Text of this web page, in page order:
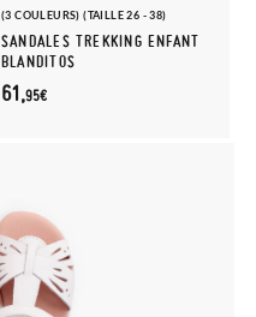
(3 COULEURS) (TAILLE 26 - 38)
SANDALES TREKKING ENFANT
BLANDITOS
61,95€